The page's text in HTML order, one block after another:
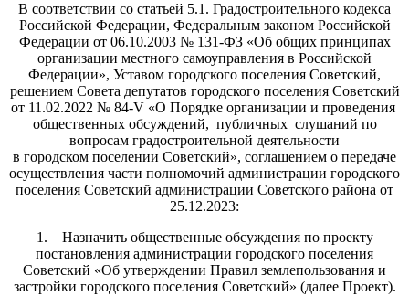
В соответствии со статьей 5.1. Градостроительного кодекса
Российской Федерации, Федеральным законом Российской
Федерации от 06.10.2003 № 131-ФЗ «Об общих принципах
организации местного самоуправления в Российской
Федерации», Уставом городского поселения Советский,
решением Совета депутатов городского поселения Советский
от 11.02.2022 № 84-V «О Порядке организации и проведения
общественных обсуждений, публичных слушаний по
вопросам градостроительной деятельности
в городском поселении Советский», соглашением о передаче
осуществления части полномочий администрации городского
поселения Советский администрации Советского района от
25.12.2023:
1. Назначить общественные обсуждения по проекту
постановления администрации городского поселения
Советский «Об утверждении Правил землепользования и
застройки городского поселения Советский» (далее Проект).